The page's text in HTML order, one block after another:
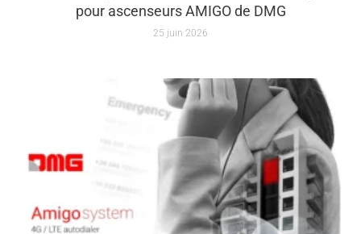
pour ascenseurs AMIGO de DMG
25 juin 2026